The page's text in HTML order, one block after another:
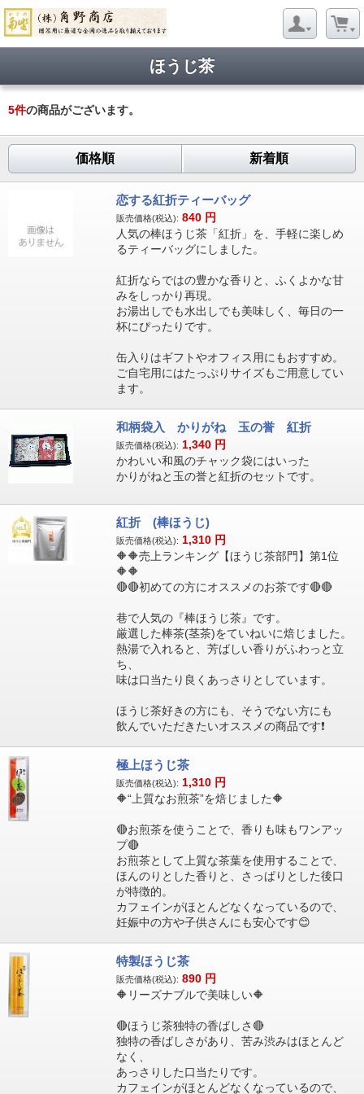
ほうじ茶
5件の商品がございます。
価格順 新着順
恋する紅折ティーバッグ
販売価格(税込): 840 円
人気の棒ほうじ茶「紅折」を、手軽に楽しめ
るティーバッグにしました。
紅折ならではの豊かな香りと、ふくよかな甘
みをしっかり再現。
お湯出しでも水出しでも美味しく、毎日の一
杯にぴったりです。
缶入りはギフトやオフィス用にもおすすめ。
ご自宅用にはたっぷりサイズもご用意してい
ます。
和柄袋入 かりがね 玉の誉 紅折
販売価格(税込): 1,340 円
かわいい和風のチャック袋にはいった
かりがねと玉の誉と紅折のセットです。
紅折 (棒ほうじ)
販売価格(税込): 1,310 円
🔶🔶売上ランキング【ほうじ茶部門】第1位
🔶🔶
🔴🔴初めての方にオススメのお茶です🔴🔴
巷で人気の『棒ほうじ茶』です。
厳選した棒茶(茎茶)をていねいに焙じました。
熱湯で入れると、芳ばしい香りがふわっと立
ち、
味は口当たり良くあっさりとしています。
ほうじ茶好きの方にも、そうでない方にも
飲んでいただきたいオススメの商品です❗
極上ほうじ茶
販売価格(税込): 1,310 円
🔶“上質なお煎茶”を焙じました🔶
🔴お煎茶を使うことで、香りも味もワンアッ
プ🔴
お煎茶として上質な茶葉を使用することで、
ほんのりとした香りと、さっぱりとした後口
が特徴的。
カフェインがほとんどなくなっているので、
妊娠中の方や子供さんにも安心です😊
特製ほうじ茶
販売価格(税込): 890 円
🔶リーズナブルで美味しい🔶
🔴ほうじ茶独特の香ばしさ🔴
独特の香ばしさがあり、苦み渋みはほとんど
なく、
あっさりした口当たりです。
カフェインがほとんどなくなっているので、